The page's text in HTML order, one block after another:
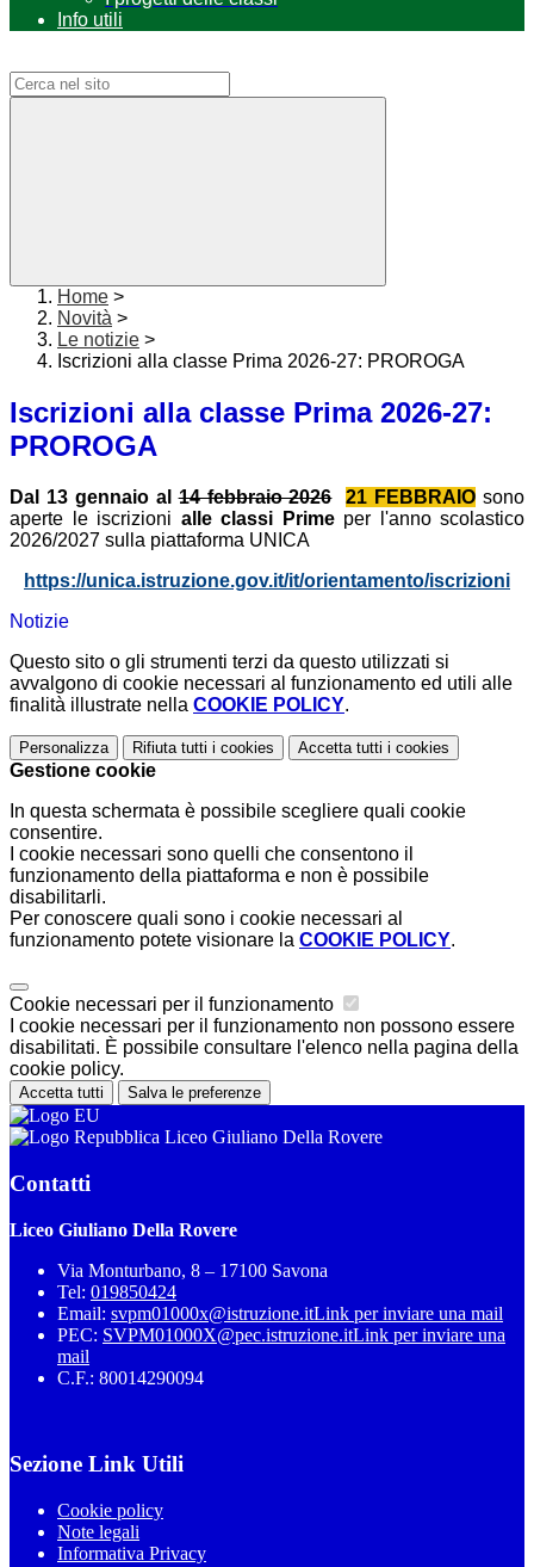
Info utili
Home >
Novità >
Le notizie >
Iscrizioni alla classe Prima 2026-27: PROROGA
Iscrizioni alla classe Prima 2026-27:
PROROGA
Dal 13 gennaio al14 febbraio 2026 21 FEBBRAIO sono
aperte le iscrizioni alle classi Primeper l'anno scolastico
2026/2027 sulla piattaforma UNICA
https://unica.istruzione.gov.it/it/orientamento/iscrizioni
Notizie
Questo sito o gli strumenti terzi da questo utilizzati si
avvalgono di cookie necessari al funzionamento ed utili alle
finalità illustrate nella COOKIE POLICY.
Personalizza Rifiuta tutti i cookies Accetta tutti i cookies
Gestione cookie
In questa schermata è possibile scegliere quali cookie
consentire.
I cookie necessari sono quelli che consentono il
funzionamento della piattaforma e non è possibile
disabilitarli.
Per conoscere quali sono i cookie necessari al
funzionamento potete visionare la COOKIE POLICY.
Cookie necessari per il funzionamento
I cookie necessari per il funzionamento non possono essere
disabilitati. È possibile consultare l'elenco nella pagina della
cookie policy.
Accetta tutti Salva le preferenze
Liceo Giuliano Della Rovere
Contatti
Liceo Giuliano Della Rovere
Via Monturbano, 8 – 17100 Savona
Tel: 019850424
Email: svpm01000x@istruzione.itLink per inviare una mail
PEC: SVPM01000X@pec.istruzione.itLink per inviare una
mail
C.F.: 80014290094
Sezione Link Utili
Cookie policy
Note legali
Informativa Privacy